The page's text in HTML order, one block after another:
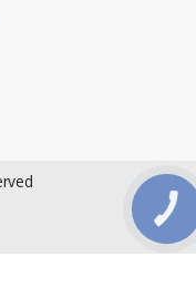
КНОПКА
ЗВ'ЯЗКУ